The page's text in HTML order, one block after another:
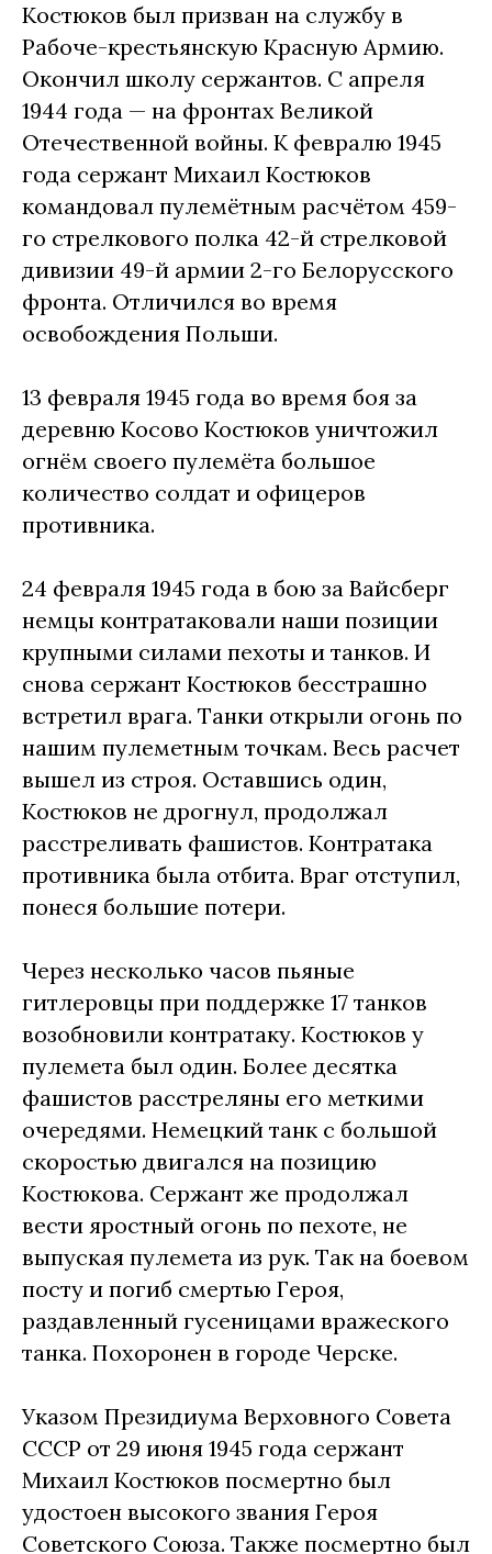
Костюков был призван на службу в
Рабоче-крестьянскую Красную Армию.
Окончил школу сержантов. С апреля
1944 года — на фронтах Великой
Отечественной войны. К февралю 1945
года сержант Михаил Костюков
командовал пулемётным расчётом 459-
го стрелкового полка 42-й стрелковой
дивизии 49-й армии 2-го Белорусского
фронта. Отличился во время
освобождения Польши.
13 февраля 1945 года во время боя за
деревню Косово Костюков уничтожил
огнём своего пулемёта большое
количество солдат и офицеров
противника.
24 февраля 1945 года в бою за Вайсберг
немцы контратаковали наши позиции
крупными силами пехоты и танков. И
снова сержант Костюков бесстрашно
встретил врага. Танки открыли огонь по
нашим пулеметным точкам. Весь расчет
вышел из строя. Оставшись один,
Костюков не дрогнул, продолжал
расстреливать фашистов. Контратака
противника была отбита. Враг отступил,
понеся большие потери.
Через несколько часов пьяные
гитлеровцы при поддержке 17 танков
возобновили контратаку. Костюков у
пулемета был один. Более десятка
фашистов расстреляны его меткими
очередями. Немецкий танк с большой
скоростью двигался на позицию
Костюкова. Сержант же продолжал
вести яростный огонь по пехоте, не
выпуская пулемета из рук. Так на боевом
посту и погиб смертью Героя,
раздавленный гусеницами вражеского
танка. Похоронен в городе Черске.
Указом Президиума Верховного Совета
СССР от 29 июня 1945 года сержант
Михаил Костюков посмертно был
удостоен высокого звания Героя
Советского Союза. Также посмертно был